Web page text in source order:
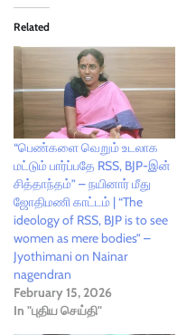
Related
“பெண்களை வெறும் உடலாக
மட்டும் பார்ப்பதே RSS, BJP-இன்
சித்தாந்தம்” – நயினார் மீது
ஜோதிமணி காட்டம் | “The
ideology of RSS, BJP is to see
women as mere bodies” –
Jyothimani on Nainar
nagendran
February 15, 2026
In "புதிய செய்தி"